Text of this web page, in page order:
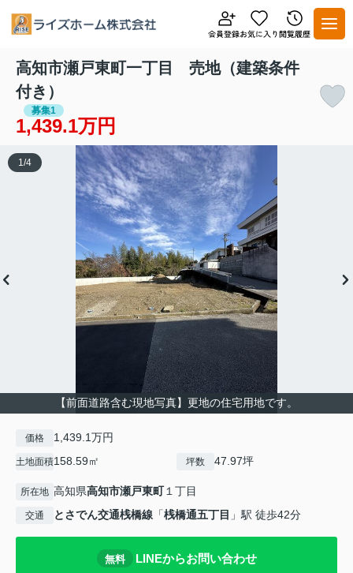
高知市瀬戸東町一丁目 売地（建築条件
付き）
募集1
1,439.1万円
【前面道路含む現地写真】更地の住宅用地です。
1/4
価格 1,439.1万円
土地面積158.59㎡ 坪数 47.97坪
所在地 高知県高知市瀬戸東町１丁目
交通 とさでん交通桟橋線 「桟橋通五丁目 」駅 徒歩42分
無料 LINEからお問い合わせ